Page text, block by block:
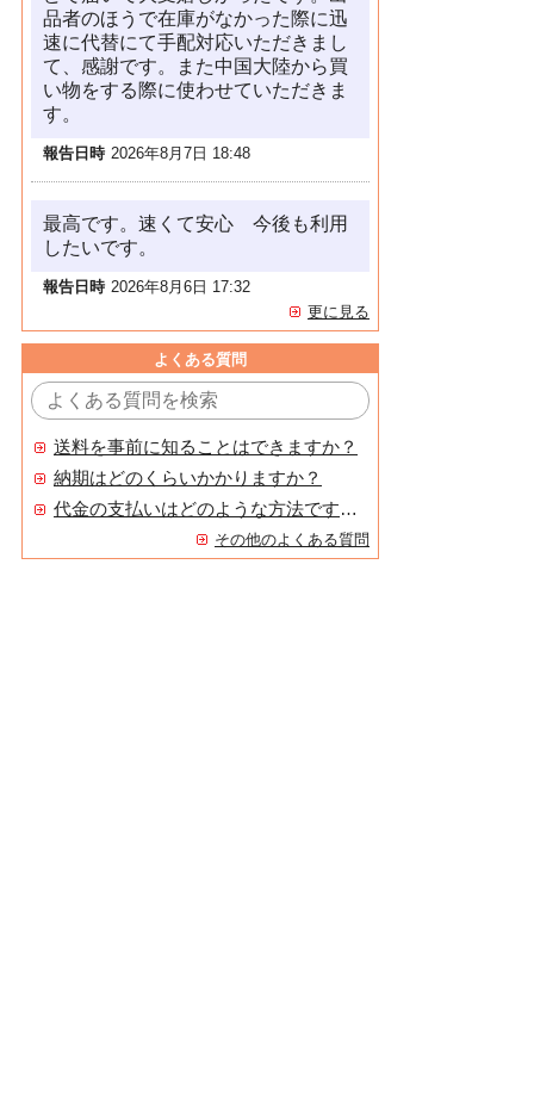
品者のほうで在庫がなかった際に迅
速に代替にて手配対応いただきまし
て、感謝です。また中国大陸から買
い物をする際に使わせていただきま
す。
報告日時 2026年8月7日 18:48
最高です。速くて安心 今後も利用
したいです。
報告日時 2026年8月6日 17:32
更に見る
よくある質問
送料を事前に知ることはできますか？
納期はどのくらいかかりますか？
代金の支払いはどのような方法ですか？
その他のよくある質問